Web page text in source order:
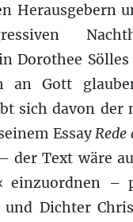
Herausgebern
Dorothee
an Gott
sich davon der
EssayRede
der Text wäre
einzuordnen –
und Dichter